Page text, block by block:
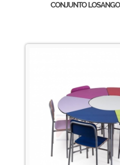
CONJUNTO